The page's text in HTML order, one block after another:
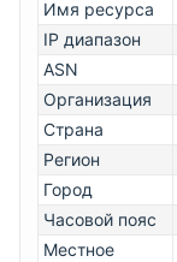
Имя ресурса
IP диапазон
ASN
Организация
Страна
Регион
Город
Часовой пояс
Местное